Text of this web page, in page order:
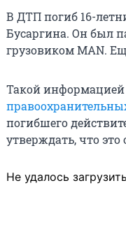
В ДТП погиб 16-
Бусаргина. Он был
грузовиком MAN.
Такой информацией
погибшего
утверждать, что это
Не удалось